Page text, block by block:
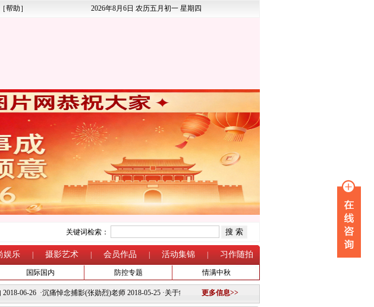
帮助 ］ 2026年8月6日 农历五月初一 星期四
关键词检索：
娱乐 摄影艺术 会员作品 活动集锦 习作随拍
国际国内 防控专题 情满中秋
06-26 ·沉痛悼念捕影(张勋烈)老师2018-05-25·关于组建淮南图片网模特队的公告
更多信息>>